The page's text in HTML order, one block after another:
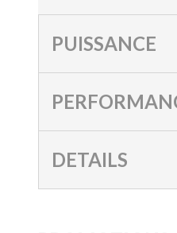
PUISSANCE
DETAILS